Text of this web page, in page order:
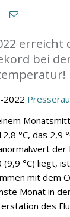
erreicht
bei
2022
°C, das 2,9
(9,9 °C) liegt,
mit dem
Monat in
des